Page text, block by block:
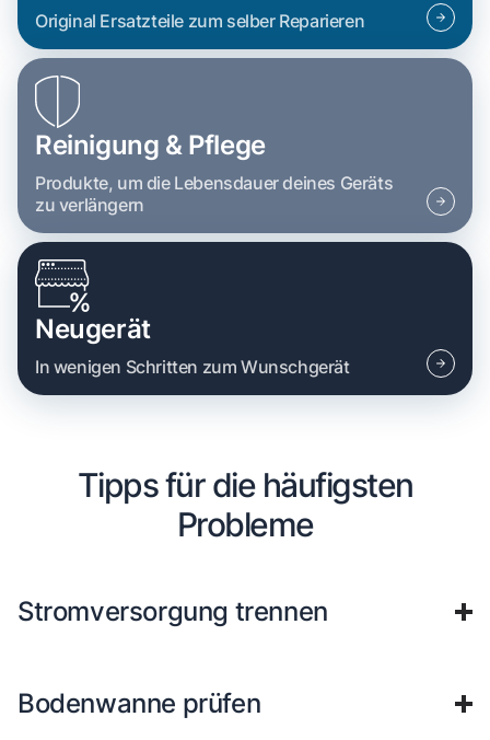
Original Ersatzteile zum selber Reparieren
Reinigung & Pflege
Produkte, um die Lebensdauer deines Geräts
zu verlängern
Neugerät
In wenigen Schritten zum Wunschgerät
Tipps für die häufigsten
Probleme
Stromversorgung trennen
Bodenwanne prüfen